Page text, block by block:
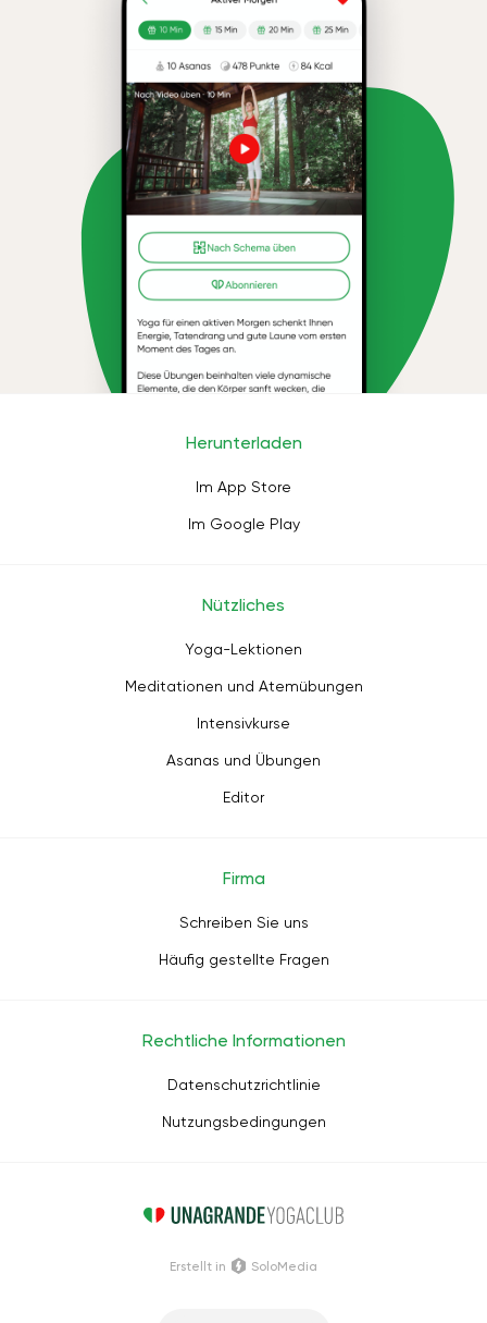
Herunterladen
Im App Store
Im Google Play
Nützliches
Yoga-Lektionen
Meditationen und Atemübungen
Intensivkurse
Asanas und Übungen
Editor
Firma
Schreiben Sie uns
Häufig gestellte Fragen
Rechtliche Informationen
Datenschutzrichtlinie
Nutzungsbedingungen
Erstellt in SoloMedia